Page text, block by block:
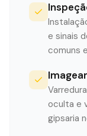
e sinais
comuns
oculta e
gipsaria